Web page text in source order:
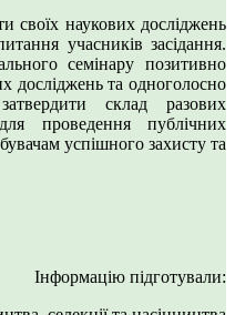
своїх наукових досліджень
учасників засідання.
семінару позитивно
досліджень та одноголосно
склад разових
проведення публічних
успішного захисту та
Інформацію підготували: